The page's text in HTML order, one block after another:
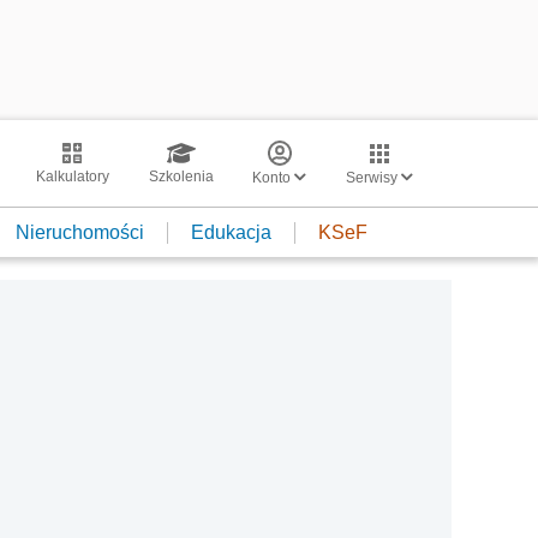
Kalkulatory Szkolenia Konto Serwisy
Nieruchomości Edukacja KSeF